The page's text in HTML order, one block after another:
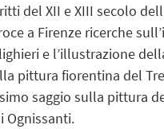
del XII e XIII secolo
a Firenze ricerche
e l’illustrazione
pittura fiorentina del
saggio sulla pittura
Ognissanti.